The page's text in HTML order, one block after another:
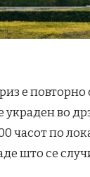
е
во
часот по
што се